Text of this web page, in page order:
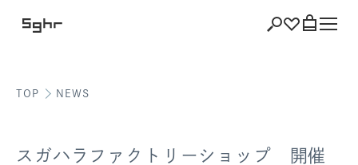
ショッピング バッグを見る
TOP NEWS
スガハラファクトリーショップ 開催